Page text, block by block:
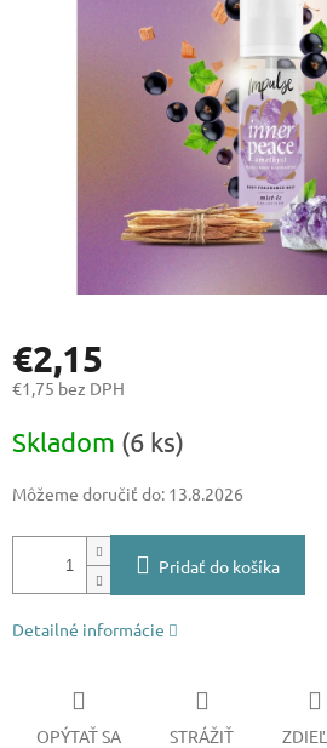
€2,15
€1,75 bez DPH
cena:
Skladom (6 ks)
Môžeme doručiť do: 13.8.2026
Pridať do košíka
Detailné informácie
OPÝTAŤ SA STRÁŽIŤ